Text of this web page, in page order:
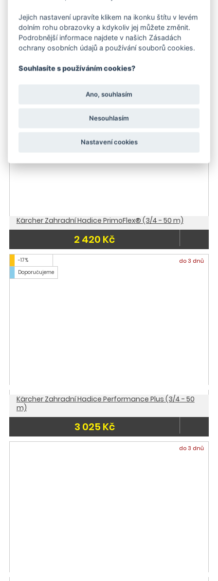
Kärcher Zahradní Hadice PrimoFlex® (3/4 - 25 m)
Kärcher Zahradní Hadice PrimoFlex® (3/4 - 50 m)
2 420 Kč
-17 %
Doporučujeme
do 3 dnů
Kärcher Zahradní Hadice Performance Plus (3/4 - 50
m)
3 025 Kč
do 3 dnů
Jejich nastavení upravíte klikem na ikonku štítu v levém
dolním rohu obrazovky a kdykoliv jej můžete změnit.
Podrobnější informace najdete v našich Zásadách
ochrany osobních údajů a používání souborů cookies.
Souhlasíte s používáním cookies?
Ano, souhlasím
Nesouhlasím
Nastavení cookies